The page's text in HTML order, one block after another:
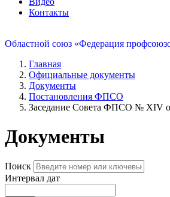
Контакты
Областной союз «Федерация
Главная
Официальные документы
Документы
Постановления ФПСО
Заседание Совета ФПСО № XIV
Документы
Поиск
Интервал дат